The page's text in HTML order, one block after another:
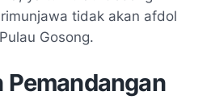
tidak akan afdol
Gosong.
Pemandangan